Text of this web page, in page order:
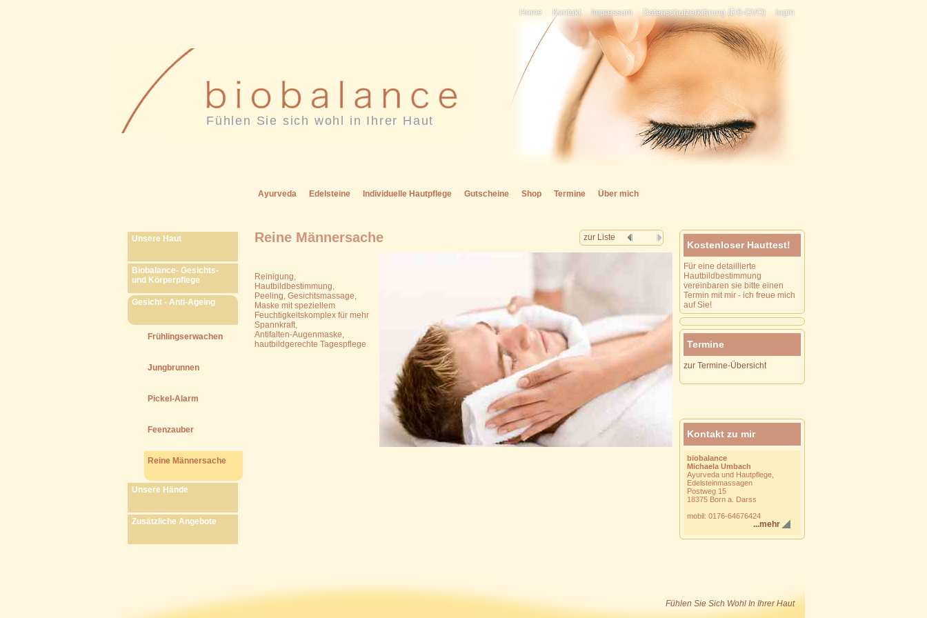
Fühlen Sie sich wohl in Ihrer Haut
Home Kontakt Impressum Datenschutzerklärung (DS-GVO) login
Ayurveda Edelsteine Individuelle Hautpflege Gutscheine Shop Termine Über mich
Unsere Haut
Biobalance- Gesichts-
und Körperpflege
Gesicht - Anti-Ageing
Frühlingserwachen
Jungbrunnen
Pickel-Alarm
Feenzauber
Reine Männersache
Unsere Hände
Zusätzliche Angebote
zur Liste
Reine Männersache
Reinigung,
Hautbildbestimmung,
Peeling, Gesichtsmassage,
Maske mit speziellem
Feuchtigkeitskomplex für mehr
Spannkraft,
Antifalten-Augenmaske,
hautbildgerechte Tagespflege
Kostenloser Hauttest!
Für eine detaillierte
Hautbildbestimmung
vereinbaren sie bitte einen
Termin mit mir - ich freue mich
auf Sie!
Termine
zur Termine-Übersicht
Kontakt zu mir
biobalance
Michaela Umbach
Ayurveda und Hautpflege,
Edelsteinmassagen
Postweg 15
18375 Born a. Darss
mobil: 0176-64676424
...mehr
Fühlen Sie Sich Wohl In Ihrer Haut